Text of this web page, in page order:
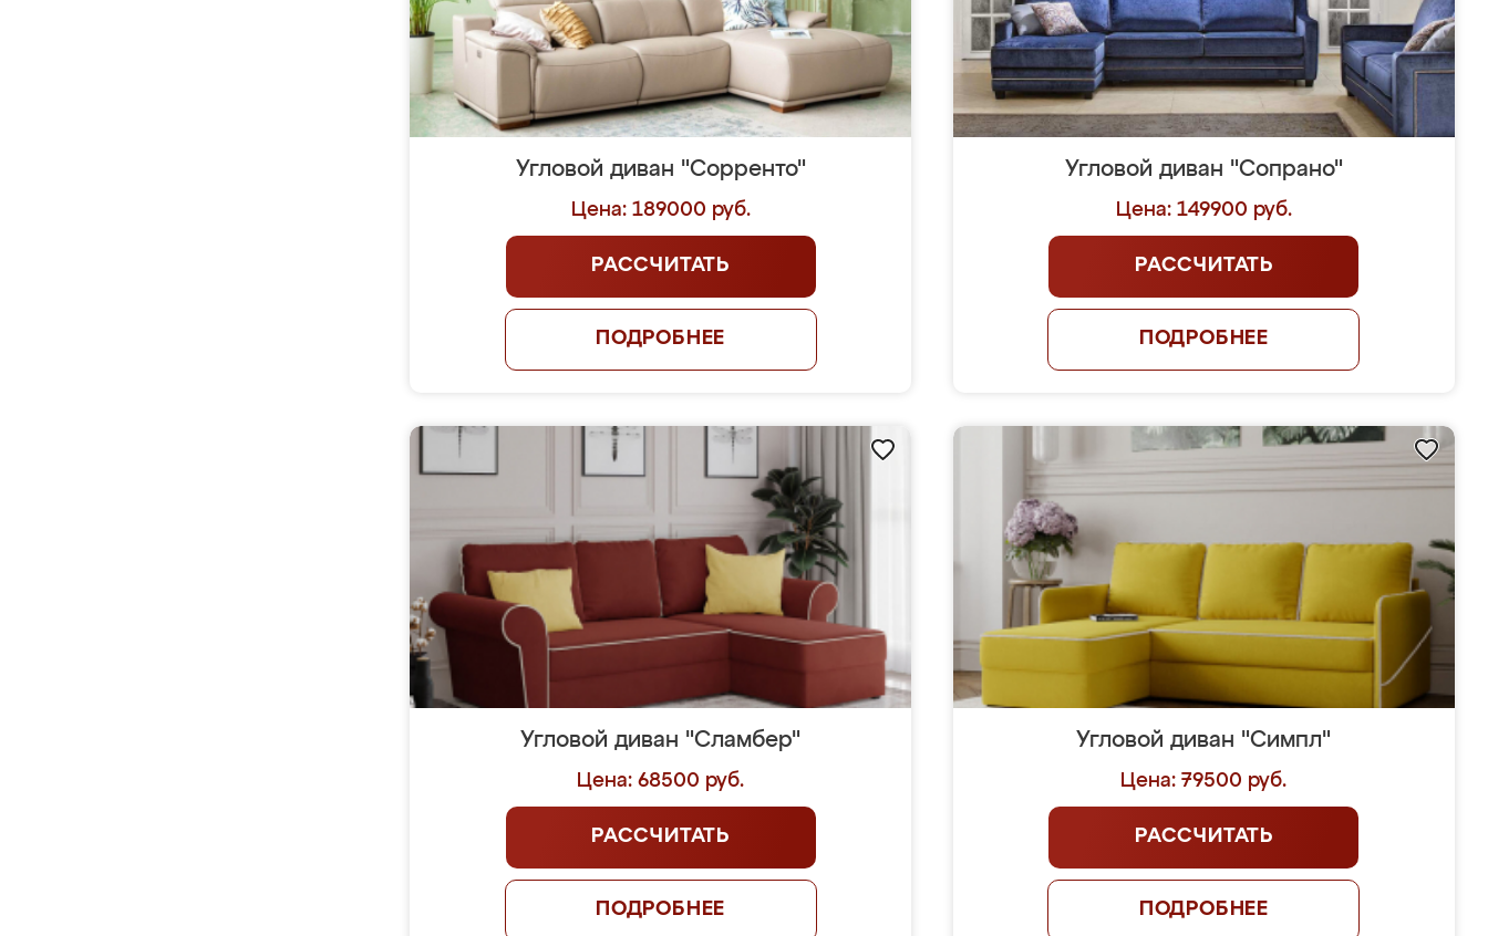
Угловой диван "Сорренто"
Цена: 189000 руб.
РАССЧИТАТЬ
ПОДРОБНЕЕ
Угловой диван "Сопрано"
Цена: 149900 руб.
РАССЧИТАТЬ
ПОДРОБНЕЕ
Угловой диван "Сламбер"
Цена: 68500 руб.
РАССЧИТАТЬ
ПОДРОБНЕЕ
Угловой диван "Симпл"
Цена: 79500 руб.
РАССЧИТАТЬ
ПОДРОБНЕЕ